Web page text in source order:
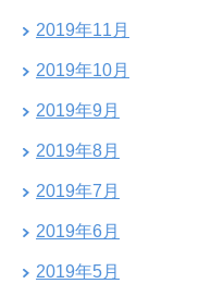
2019年11月
2019年10月
2019年9月
2019年8月
2019年7月
2019年6月
2019年5月